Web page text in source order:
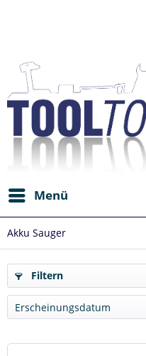
Menü
Akku Sauger
Filtern